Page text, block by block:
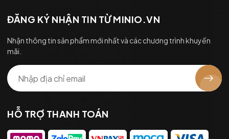
ĐĂNG KÝ NHẬN TIN TỪ MINIO.VN
Nhận thông tin sản phẩm mới nhất và các chương trình khuyến
mãi.
HỖ TRỢ THANH TOÁN